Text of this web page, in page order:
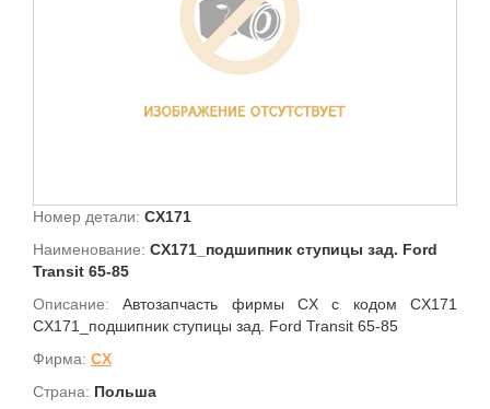
Номер детали: CX171
Наименование: CX171_подшипник ступицы зад. Ford
Transit 65-85
Описание:Автозапчасть фирмы CX с кодом CX171
CX171_подшипник ступицы зад. Ford Transit 65-85
Фирма: CX
Страна: Польша